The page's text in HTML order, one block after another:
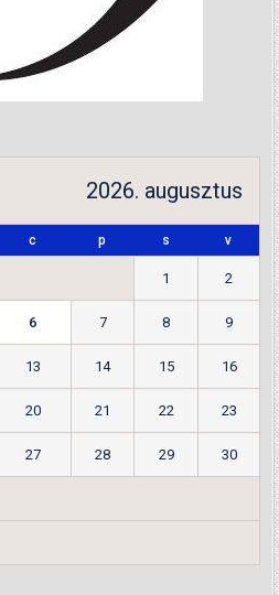
2026. augusztus
c p s v
1 2
6 7 8 9
13 14 15 16
20 21 22 23
27 28 29 30